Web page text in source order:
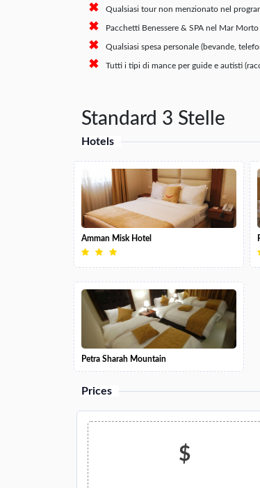
Qualsiasi tour non menzionato nel
Pacchetti Benessere & SPA nel Mar Morto
Qualsiasi spesa personale (bevande,
Tutti i tipi di mance per guide e autisti
Standard 3 Stelle
Hotels
Amman Misk Hotel
Petra Sharah Mountain
Prices
$